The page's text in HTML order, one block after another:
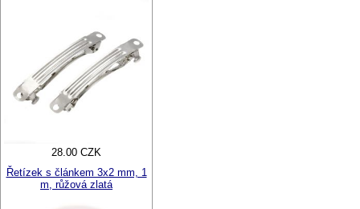
28.00 CZK
Řetízek s článkem 3x2 mm, 1
m, růžová zlatá